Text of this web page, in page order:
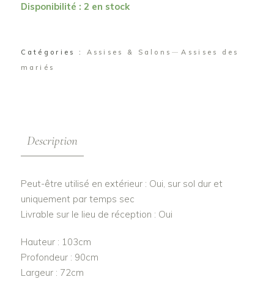
quantité
Disponibilité : 2 en stock
Catégories : Assises & Salons
Assises des
mariés
Description
Peut-être utilisé en extérieur : Oui, sur sol dur et
uniquement par temps sec
Livrable sur le lieu de réception : Oui
Hauteur : 103cm
Profondeur : 90cm
Largeur : 72cm